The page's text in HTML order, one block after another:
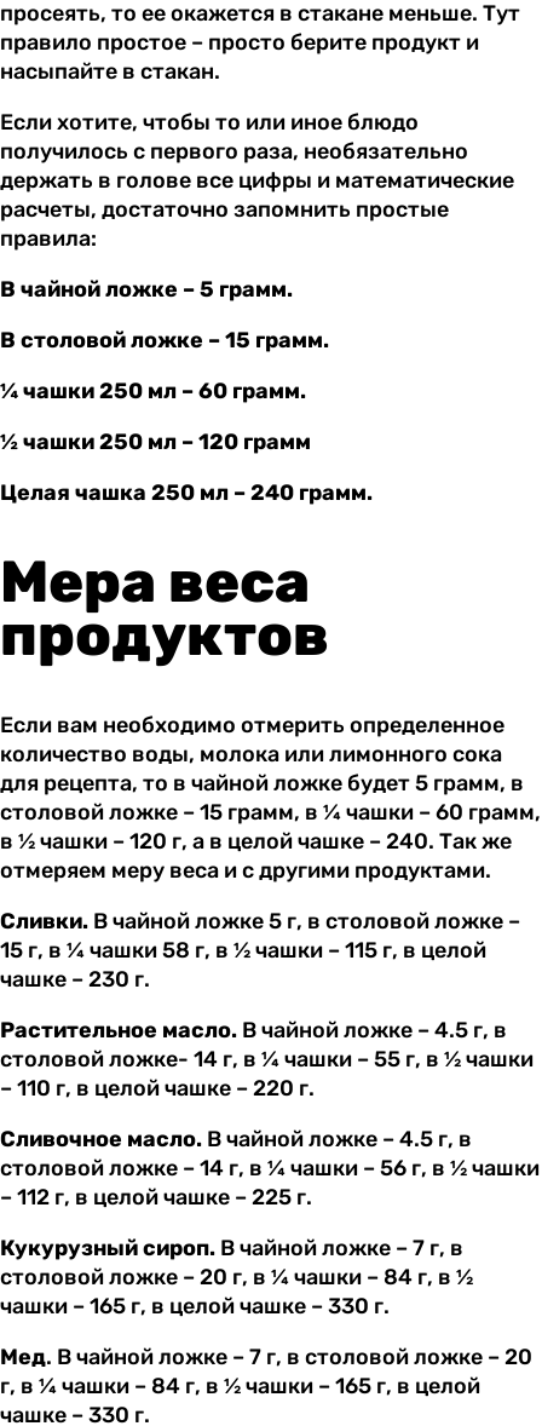
просеять, то ее окажется в стакане меньше. Тут
правило простое – просто берите продукт и
насыпайте в стакан.
Если хотите, чтобы то или иное блюдо
получилось с первого раза, необязательно
держать в голове все цифры и математические
расчеты, достаточно запомнить простые
правила:
В чайной ложке – 5 грамм.
В столовой ложке – 15 грамм.
¼ чашки 250 мл – 60 грамм.
½ чашки 250 мл – 120 грамм
Целая чашка 250 мл – 240 грамм.
Мера веса
продуктов
Если вам необходимо отмерить определенное
количество воды, молока или лимонного сока
для рецепта, то в чайной ложке будет 5 грамм, в
столовой ложке – 15 грамм, в ¼ чашки – 60 грамм,
в ½ чашки – 120 г, а в целой чашке – 240. Так же
отмеряем меру веса и с другими продуктами.
Сливки. В чайной ложке 5 г, в столовой ложке –
15 г, в ¼ чашки 58 г, в ½ чашки – 115 г, в целой
чашке – 230 г.
Растительное масло. В чайной ложке – 4.5 г, в
столовой ложке- 14 г, в ¼ чашки – 55 г, в ½ чашки
– 110 г, в целой чашке – 220 г.
Сливочное масло. В чайной ложке – 4.5 г, в
столовой ложке – 14 г, в ¼ чашки – 56 г, в ½ чашки
– 112 г, в целой чашке – 225 г.
Кукурузный сироп. В чайной ложке – 7 г, в
столовой ложке – 20 г, в ¼ чашки – 84 г, в ½
чашки – 165 г, в целой чашке – 330 г.
Мед. В чайной ложке – 7 г, в столовой ложке – 20
г, в ¼ чашки – 84 г, в ½ чашки – 165 г, в целой
чашке – 330 г.